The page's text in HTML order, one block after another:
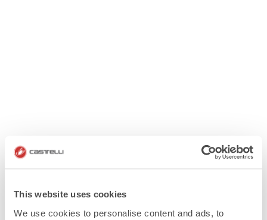
This website uses cookies
We use cookies to personalise content and ads, to